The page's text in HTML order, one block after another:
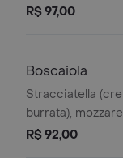
trufa negra
R$ 97,00
Boscaiola
Stracciatella
burrata),
linguiça fresca,
R$ 92,00